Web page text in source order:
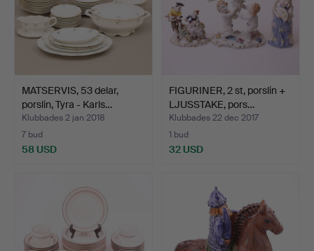
MATSERVIS, 53 delar,
porslin, Tyra - Karls…
Klubbades 2 jan 2018
7 bud
58 USD
FIGURINER, 2 st, porslin +
LJUSSTAKE, pors…
Klubbades 22 dec 2017
1 bud
32 USD